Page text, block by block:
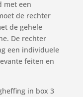
met een
de rechter
de gehele
De rechter
een individuele
feiten en
in box 3